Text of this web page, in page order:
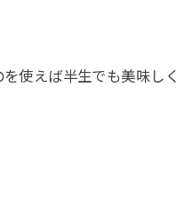
使えば半生でも美味しく